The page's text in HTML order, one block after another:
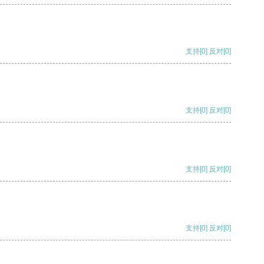
支持[0] 反对[0]
支持[0] 反对[0]
支持[0] 反对[0]
支持[0] 反对[0]